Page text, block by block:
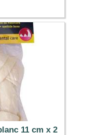
11 cm x 2